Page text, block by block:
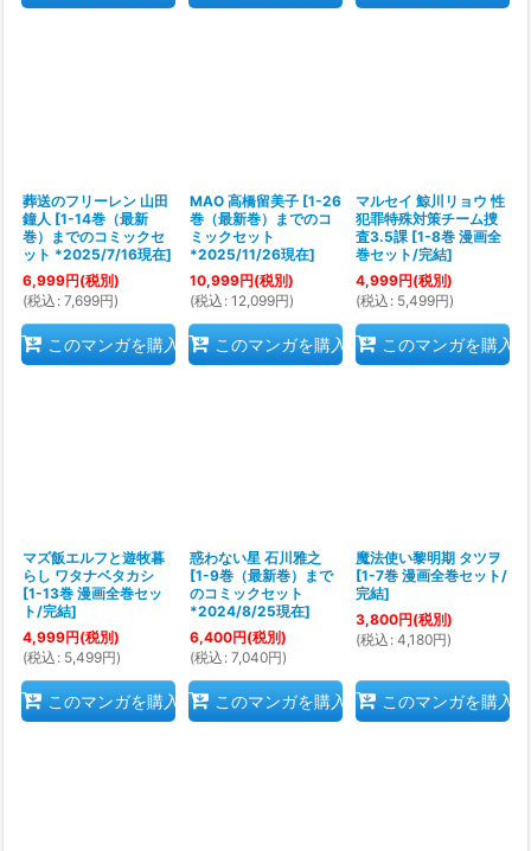
葬送のフリーレン 山田
鐘人 [1-14巻（最新
巻）までのコミックセ
ット *2025/7/16現在]
6,999円(税別)
(税込 : 7,699円)
このマンガを購入
MAO 高橋留美子 [1-26
巻（最新巻）までのコ
ミックセット
*2025/11/26現在]
10,999円(税別)
(税込 : 12,099円)
このマンガを購入
マルセイ 鯨川リョウ 性
犯罪特殊対策チーム捜
査3.5課 [1-8巻 漫画全
巻セット/完結]
4,999円(税別)
(税込 : 5,499円)
このマンガを購入
マズ飯エルフと遊牧暮
らし ワタナベタカシ
[1-13巻 漫画全巻セッ
ト/完結]
4,999円(税別)
(税込 : 5,499円)
このマンガを購入
惑わない星 石川雅之
[1-9巻（最新巻）まで
のコミックセット
*2024/8/25現在]
6,400円(税別)
(税込 : 7,040円)
このマンガを購入
魔法使い黎明期 タツヲ
[1-7巻 漫画全巻セット/
完結]
3,800円(税別)
(税込 : 4,180円)
このマンガを購入